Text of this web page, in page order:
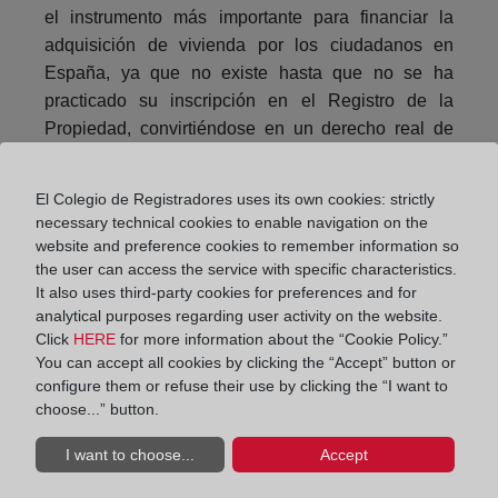
el instrumento más importante para financiar la
adquisición de vivienda por los ciudadanos en
España, ya que no existe hasta que no se ha
practicado su inscripción en el Registro de la
Propiedad, convirtiéndose en un derecho real de
Compartir:
El Colegio de Registradores inicia una campaña
El Colegio de Registradores uses its own cookies: strictly
necessary technical cookies to enable navigation on the
website and preference cookies to remember information so
the user can access the service with specific characteristics.
It also uses third-party cookies for preferences and for
analytical purposes regarding user activity on the website.
Click HERE for more information about the “Cookie Policy.”
You can accept all cookies by clicking the “Accept” button or
configure them or refuse their use by clicking the “I want to
choose...” button.
I want to choose... Accept